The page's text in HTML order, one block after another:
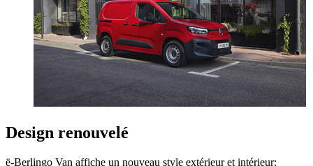
Design renouvelé
ë-Berlingo Van affiche un nouveau style extérieur et intérieur: